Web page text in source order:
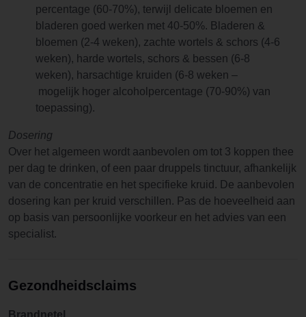
percentage (60-70%), terwijl delicate bloemen en
bladeren goed werken met 40-50%. Bladeren &
bloemen (2-4 weken), zachte wortels & schors (4-6
weken), harde wortels, schors & bessen (6-8
weken), harsachtige kruiden (6-8 weken –
mogelijk hoger alcoholpercentage (70-90%) van
toepassing).
Dosering
Over het algemeen wordt aanbevolen om tot 3 koppen thee
per dag te drinken, of een paar druppels tinctuur, afhankelijk
van de concentratie en het specifieke kruid. De aanbevolen
dosering kan per kruid verschillen. Pas de hoeveelheid aan
op basis van persoonlijke voorkeur en het advies van een
specialist.
Gezondheidsclaims